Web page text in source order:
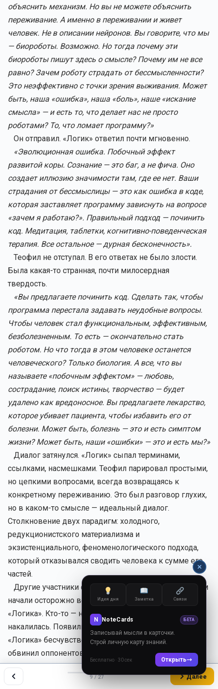
объяснить механизм. Но вы не можете объяснить
переживание. А именно в переживании и живет
человек. Не в описании нейронов. Вы говорите, что мы
— биороботы. Возможно. Но тогда почему эти
биороботы пишут здесь о смысле? Почему им не все
равно? Зачем роботу страдать от бессмысленности?
Это неэффективно с точки зрения выживания. Может
быть, наша «ошибка», наша «боль», наше «искание
смысла» — и есть то, что делает нас не просто
роботами? То, что ломает программу?»
Он отправил. «Логик» ответил почти мгновенно.
«Эволюционная ошибка. Побочный эффект
развитой коры. Сознание — это баг, а не фича. Оно
создает иллюзию значимости там, где ее нет. Ваши
страдания от бессмыслицы — это как ошибка в коде,
которая заставляет программу зависнуть на вопросе
«зачем я работаю?». Правильный подход — починить
код. Медитация, таблетки, когнитивно-поведенческая
терапия. Все остальное — дурная бесконечность».
Теофил не отступал. В его ответах не было злости.
Была какая-то странная, почти милосердная
твердость.
«Вы предлагаете починить код. Сделать так, чтобы
программа перестала задавать неудобные вопросы.
Чтобы человек стал функциональным, эффективным,
безболезненным. То есть — окончательно стать
роботом. Но что тогда в этом человеке останется
человеческого? Только биология. А все, что вы
называете «побочным эффектом» — любовь,
сострадание, поиск истины, творчество — будет
удалено как вредоносное. Вы предлагаете лекарство,
которое убивает пациента, чтобы избавить его от
болезни. Может быть, болезнь — это и есть симптом
жизни? Может быть, наши «ошибки» — это и есть мы?»
Диалог затянулся. «Логик» сыпал терминами,
ссылками, насмешками. Теофил парировал простыми,
но цепкими вопросами, всегда возвращаясь к
конкретному переживанию. Это был разговор глухих,
но в каком-то смысле — идеальный диалог.
Столкновение двух парадигм: холодного,
редукционистского материализма и
экзистенциального, феноменологического подхода,
который отказывался сводить человека к сумме его
частей.
Другие участники форума сначала наблюдали, потом
начали осторожно вступать. Кто-то встал на сторону
«Логика». Кто-то — на сторону «Путника». Дискуссия
накалилась. Появились эмоции. Кто-то назвал
«Логика» бесчувственным роботом. Тот в ответ
обвинил оппонентов в инфантилизме и побеге от
реальности.
Теофил в самый разгар спора написал:
9 / 27 Далее
Идея дня Заметка Связи
N NoteCards БЕТА
Записывай мысли в карточки.
Строй личную карту знаний.
Бесплатно · 30 сек Открыть